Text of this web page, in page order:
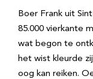
Boer Frank uit
85.000 vierkante
wat begon te
het wist kleurde
oog kan reiken.